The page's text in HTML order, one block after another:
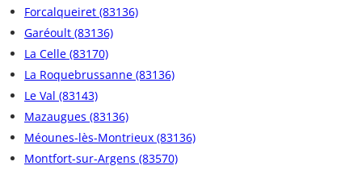
Forcalqueiret (83136)
Garéoult (83136)
La Celle (83170)
La Roquebrussanne (83136)
Le Val (83143)
Mazaugues (83136)
Méounes-lès-Montrieux (83136)
Montfort-sur-Argens (83570)